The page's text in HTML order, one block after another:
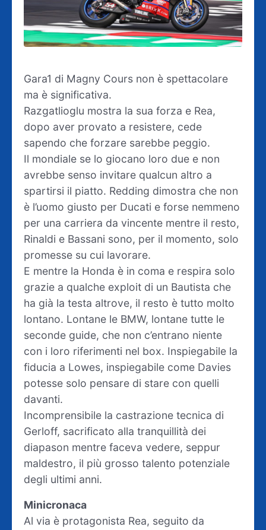
Gara1 di Magny Cours non è spettacolare
ma è significativa.
Razgatlioglu mostra la sua forza e Rea,
dopo aver provato a resistere, cede
sapendo che forzare sarebbe peggio.
Il mondiale se lo giocano loro due e non
avrebbe senso invitare qualcun altro a
spartirsi il piatto. Redding dimostra che non
è l’uomo giusto per Ducati e forse nemmeno
per una carriera da vincente mentre il resto,
Rinaldi e Bassani sono, per il momento, solo
promesse su cui lavorare.
E mentre la Honda è in coma e respira solo
grazie a qualche exploit di un Bautista che
ha già la testa altrove, il resto è tutto molto
lontano. Lontane le BMW, lontane tutte le
seconde guide, che non c’entrano niente
con i loro riferimenti nel box. Inspiegabile la
fiducia a Lowes, inspiegabile come Davies
potesse solo pensare di stare con quelli
davanti.
Incomprensibile la castrazione tecnica di
Gerloff, sacrificato alla tranquillità dei
diapason mentre faceva vedere, seppur
maldestro, il più grosso talento potenziale
degli ultimi anni.
Minicronaca
Al via è protagonista Rea, seguito da